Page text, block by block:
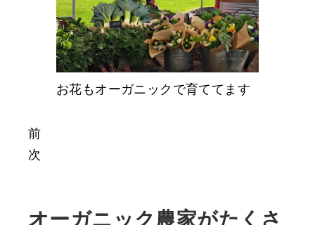
お花もオーガニックで育ててます
前
次
オーガニック農家がたくさ